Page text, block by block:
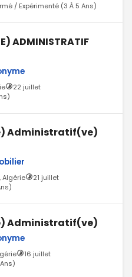
/ Expérimenté (3 À 5 Ans)
ADMINISTRATIF
22 juillet
Administratif(ve)
Algérie
21 juillet
Administratif(ve)
16 juillet